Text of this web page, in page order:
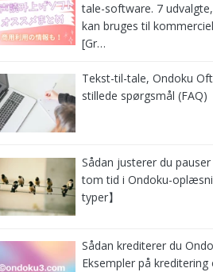
tale-software. 7
kan bruges til
[Gr…
Tekst-til-tale, Ondoku
stillede spørgsmål (FAQ)
Sådan justerer du
tom tid i Ondoku-
typer】
Sådan krediterer du
Eksempler på kreditering